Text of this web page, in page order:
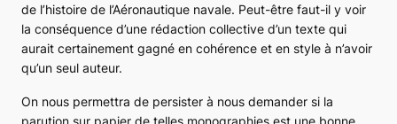
de l’histoire de l’Aéronautique navale. Peut-être faut-il y voir
la conséquence d’une rédaction collective d’un texte qui
aurait certainement gagné en cohérence et en style à n’avoir
qu’un seul auteur.
On nous permettra de persister à nous demander si la
parution sur papier de telles monographies est une bonne